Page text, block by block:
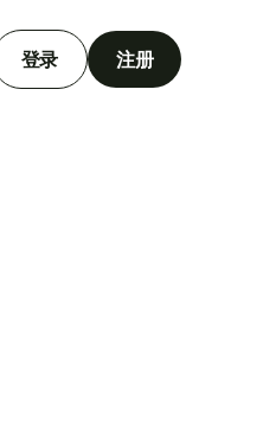
登录 注册